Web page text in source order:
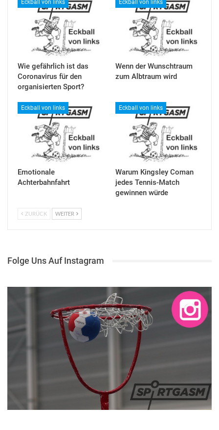
Eckball von links
Wie gefährlich ist das
Coronavirus für den
organisierten Sport?
Eckball von links
Wenn der Wunschtraum
zum Albtraum wird
Eckball von links
Emotionale
Achterbahnfahrt
Eckball von links
Warum Kingsley Coman
jedes Tennis-Match
gewinnen würde
ZURÜCK WEITER
Folge Uns Auf Instagram